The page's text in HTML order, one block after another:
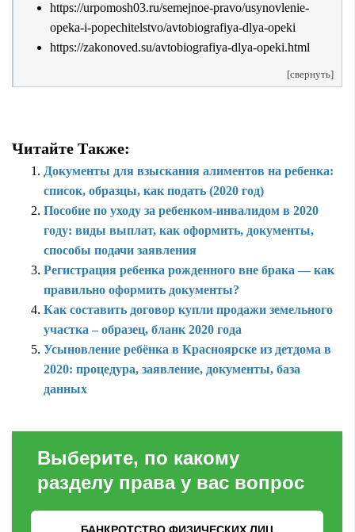
https://urpomosh03.ru/semejnoe-pravo/usynovlenie-
opeka-i-popechitelstvo/avtobiografiya-dlya-opeki
https://zakonoved.su/avtobiografiya-dlya-opeki.html
[свернуть]
Читайте Также:
Документы для взыскания алиментов на ребенка:
список, образцы, как подать (2020 год)
Пособие по уходу за ребенком-инвалидом в 2020
году: виды выплат, как оформить, документы,
способы подачи заявления
Регистрация ребенка рожденного вне брака — как
правильно оформить документы?
Как составить договор купли продажи земельного
участка – образец, бланк 2020 года
Усыновление ребёнка в Красноярске из детдома в
2020: процедура, заявление, документы, база
данных